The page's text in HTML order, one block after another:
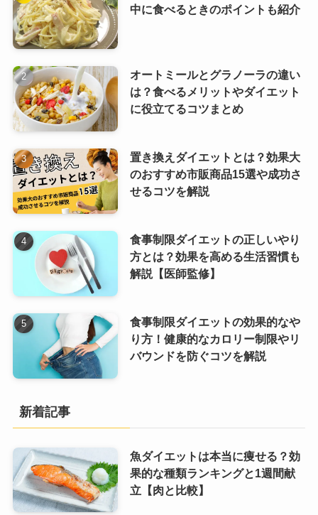
中に食べるときのポイントも紹介
オートミールとグラノーラの違い
は？食べるメリットやダイエット
に役立てるコツまとめ
置き換えダイエットとは？効果大
のおすすめ市販商品15選や成功さ
せるコツを解説
食事制限ダイエットの正しいやり
方とは？効果を高める生活習慣も
解説【医師監修】
食事制限ダイエットの効果的なや
り方！健康的なカロリー制限やリ
バウンドを防ぐコツを解説
新着記事
魚ダイエットは本当に痩せる？効
果的な種類ランキングと1週間献
立【肉と比較】